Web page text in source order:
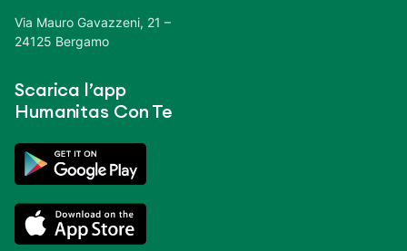
Via Mauro Gavazzeni, 21 –
24125 Bergamo
Scarica l’app
Humanitas Con Te